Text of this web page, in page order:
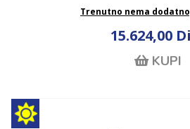
Trenutno nema
15.624,00
KUPI